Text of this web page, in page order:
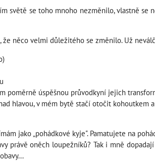
světě se toho mnoho nezměnilo, vlastně
něco velmi důležitého se změnilo. Už
poměrně úspěšnou průvodkyní jejich
hlavou, v mém bytě stačí otočit
jako „pohádkové kyje". Pamatujete na
právě oněch loupežníků? Tak i mně